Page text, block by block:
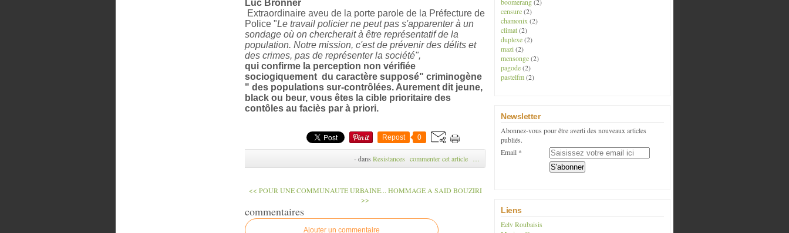
Luc Bronner
Extraordinaire aveu de la porte parole de la Préfecture de
Police "Le travail policier ne peut pas s'apparenter à un
sondage où on chercherait à être représentatif de la
population. Notre mission, c'est de prévenir des délits et
des crimes, pas de représenter la société",
qui confirme la perception non vérifiée
sociogiquement du caractère supposé" criminogène
" des populations sur-contrôlées. Aurement dit jeune,
black ou beur, vous êtes la cible prioritaire des
contôles au faciès par à priori.
Repost 0
-dans Resistances commenter cet article …
<< POUR UNE COMMUNAUTE URBAINE... HOMMAGE A SAID BOUZIRI
>>
commentaires
Ajouter un commentaire
censure(2)
chamonix (2)
climat(2)
duplexe(2)
mazi(2)
mensonge(2)
pagode(2)
pastelfm(2)
Newsletter
Abonnez-vous pour être averti des nouveaux articles
publiés.
Email
Liens
Eelv Roubaisis